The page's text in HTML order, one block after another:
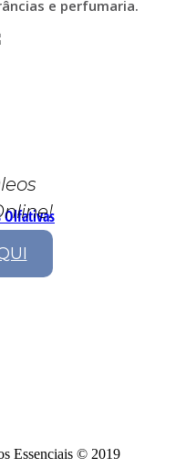
Olfativas
e perfumaria.
Essenciais © 2019